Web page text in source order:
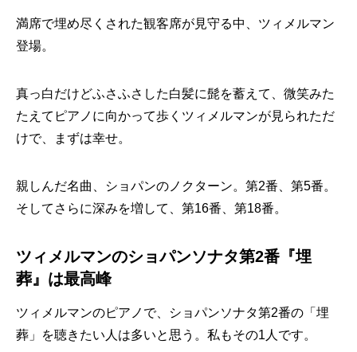
満席で埋め尽くされた観客席が見守る中、ツィメルマン
登場。
真っ白だけどふさふさした白髪に髭を蓄えて、微笑みた
たえてピアノに向かって歩くツィメルマンが見られただ
けで、まずは幸せ。
親しんだ名曲、ショパンのノクターン。第2番、第5番。
そしてさらに深みを増して、第16番、第18番。
ツィメルマンのショパンソナタ第2番『埋
葬』は最高峰
ツィメルマンのピアノで、ショパンソナタ第2番の「埋
葬」を聴きたい人は多いと思う。私もその1人です。